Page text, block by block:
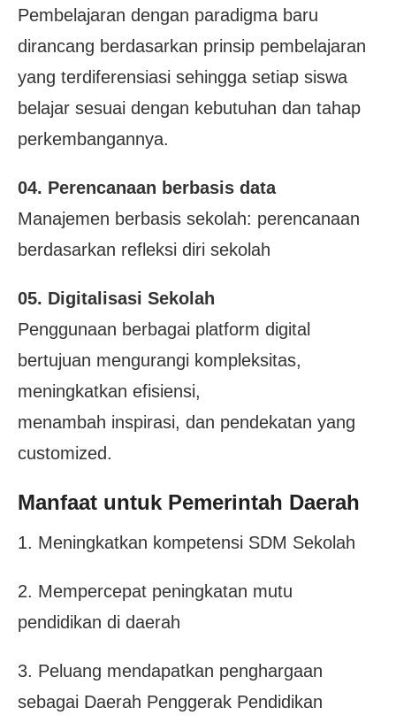
Pembelajaran dengan paradigma baru
dirancang berdasarkan prinsip pembelajaran
yang terdiferensiasi sehingga setiap siswa
belajar sesuai dengan kebutuhan dan tahap
perkembangannya.
04. Perencanaan berbasis data
Manajemen berbasis sekolah: perencanaan
berdasarkan refleksi diri sekolah
05. Digitalisasi Sekolah
Penggunaan berbagai platform digital
bertujuan mengurangi kompleksitas,
meningkatkan efisiensi,
menambah inspirasi, dan pendekatan yang
customized.
Manfaat untuk Pemerintah Daerah
1. Meningkatkan kompetensi SDM Sekolah
2. Mempercepat peningkatan mutu
pendidikan di daerah
3. Peluang mendapatkan penghargaan
sebagai Daerah Penggerak Pendidikan